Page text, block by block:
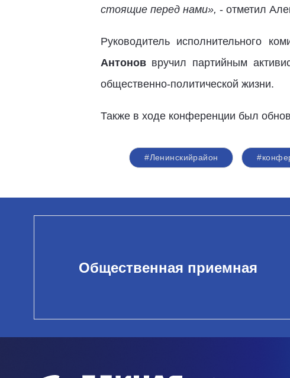
стоящие перед нами», - отметил
Руководитель исполнительного
Антонов вручил партийным
общественно-политической жизни.
Также в ходе конференции был
#Ленинскийрайон
Общественная приемная